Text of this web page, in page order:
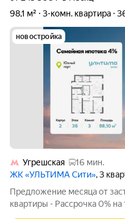
98,1 м²
3-комн. квартира
новостройка
Угрешская
16 мин.
ЖК «УЛЬТИМА Сити», 3
Предложение месяца от
квартиры - Рассрочка 0% на